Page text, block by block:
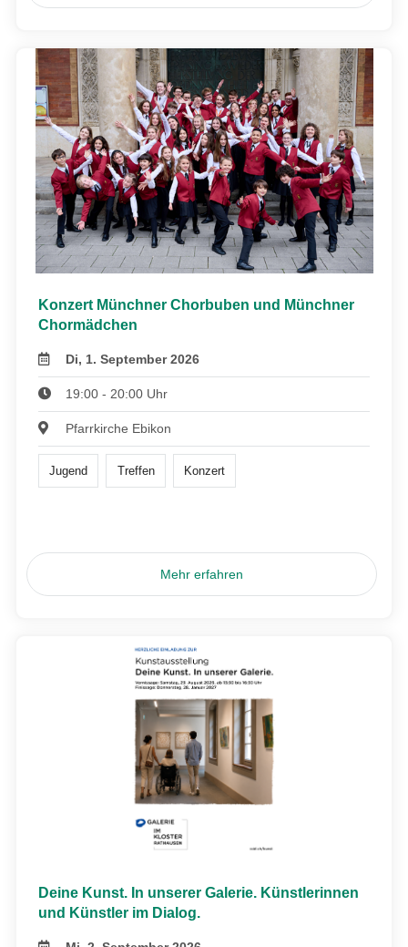
Konzert Münchner Chorbuben und Münchner
Chormädchen
Di, 1. September 2026
19:00 - 20:00 Uhr
Pfarrkirche Ebikon
Jugend Treffen Konzert
Mehr erfahren
Deine Kunst. In unserer Galerie. Künstlerinnen
und Künstler im Dialog.